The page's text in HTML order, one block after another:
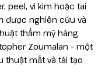
peel, vi kim hoặc tai
được nghiên cứu và
thẩm mỹ hàng
Zoumalan – một
thuật mắt và tái tạo